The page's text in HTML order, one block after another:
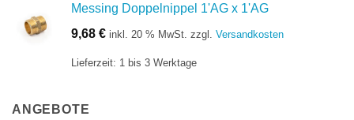
Messing Doppelnippel 1'AG x 1'AG
9,68 € inkl. 20 % MwSt. zzgl. Versandkosten
Lieferzeit: 1 bis 3 Werktage
ANGEBOTE